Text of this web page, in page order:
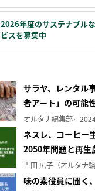
2026年度のサステナブル
ビスを募集中
サラヤ、レンタル
者アート」の可能
オルタナ編集部
ネスレ、コーヒー
2050年問題と再生
味の素役員に聞く